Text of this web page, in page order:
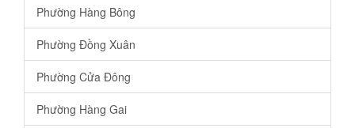
Phường Hàng Bông
Phường Đồng Xuân
Phường Cửa Đông
Phường Hàng Gai